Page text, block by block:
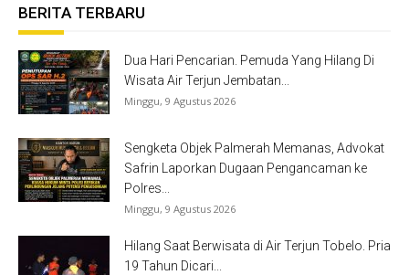
BERITA TERBARU
Dua Hari Pencarian. Pemuda Yang Hilang Di
Wisata Air Terjun Jembatan...
Minggu, 9 Agustus 2026
Sengketa Objek Palmerah Memanas, Advokat
Safrin Laporkan Dugaan Pengancaman ke
Polres...
Minggu, 9 Agustus 2026
Hilang Saat Berwisata di Air Terjun Tobelo. Pria
19 Tahun Dicari...